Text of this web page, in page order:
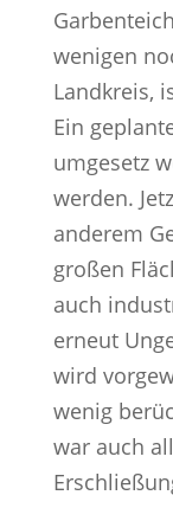
wenigen
Landkreis,
Ein
umgesetz
werden.
anderem
großen
auch
erneut
wird
wenig
war auch